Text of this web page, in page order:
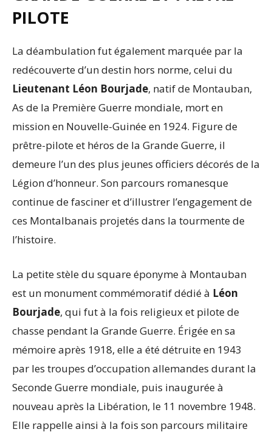
PILOTE
La déambulation fut également marquée par la
redécouverte d’un destin hors norme, celui du
Lieutenant Léon Bourjade, natif de Montauban,
As de la Première Guerre mondiale, mort en
mission en Nouvelle-Guinée en 1924. Figure de
prêtre-pilote et héros de la Grande Guerre, il
demeure l’un des plus jeunes officiers décorés de la
Légion d’honneur. Son parcours romanesque
continue de fasciner et d’illustrer l’engagement de
ces Montalbanais projetés dans la tourmente de
l’histoire.
La petite stèle du square éponyme à Montauban
est un monument commémoratif dédié à Léon
Bourjade, qui fut à la fois religieux et pilote de
chasse pendant la Grande Guerre. Érigée en sa
mémoire après 1918, elle a été détruite en 1943
par les troupes d’occupation allemandes durant la
Seconde Guerre mondiale, puis inaugurée à
nouveau après la Libération, le 11 novembre 1948.
Elle rappelle ainsi à la fois son parcours militaire